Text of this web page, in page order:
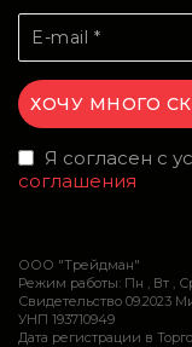
Я согласен с
соглашения
ООО "Трейдман"
Режим работы: Пн , Вт , Ср
Свидетельство 09.2023
УНП 193710949
Дата регистрации в